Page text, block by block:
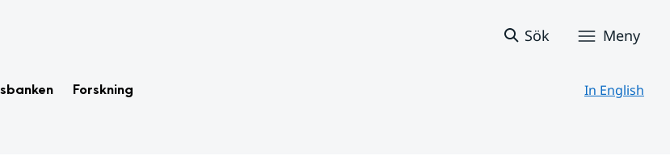
Sök Meny
Forskning In English